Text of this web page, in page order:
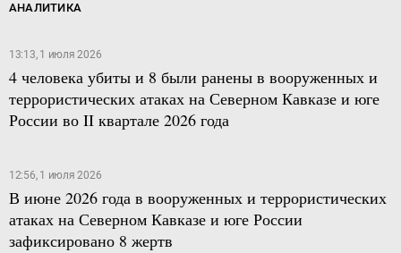
АНАЛИТИКА
13:13, 1 июля 2026
4 человека убиты и 8 были ранены в вооруженных и
террористических атаках на Северном Кавказе и юге
России во II квартале 2026 года
12:56, 1 июля 2026
В июне 2026 года в вооруженных и террористических
атаках на Северном Кавказе и юге России
зафиксировано 8 жертв